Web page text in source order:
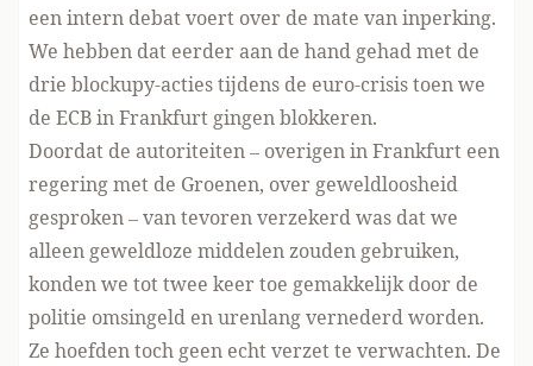
een intern debat voert over de mate van inperking.
We hebben dat eerder aan de hand gehad met de
drie blockupy-acties tijdens de euro-crisis toen we
de ECB in Frankfurt gingen blokkeren.
Doordat de autoriteiten – overigen in Frankfurt een
regering met de Groenen, over geweldloosheid
gesproken – van tevoren verzekerd was dat we
alleen geweldloze middelen zouden gebruiken,
konden we tot twee keer toe gemakkelijk door de
politie omsingeld en urenlang vernederd worden.
Ze hoefden toch geen echt verzet te verwachten. De